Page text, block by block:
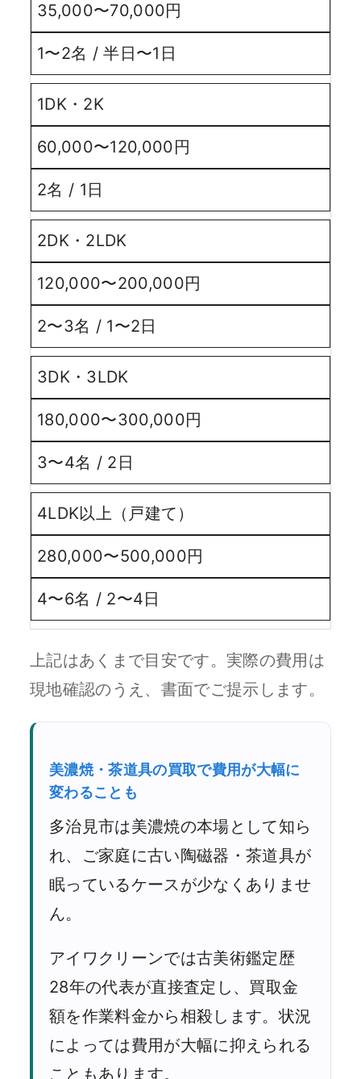
35,000〜70,000円
1〜2名 / 半日〜1日
1DK・2K
60,000〜120,000円
2名 / 1日
2DK・2LDK
120,000〜200,000円
2〜3名 / 1〜2日
3DK・3LDK
180,000〜300,000円
3〜4名 / 2日
4LDK以上（戸建て）
280,000〜500,000円
4〜6名 / 2〜4日
上記はあくまで目安です。実際の費用は
現地確認のうえ、書面でご提示します。
美濃焼・茶道具の買取で費用が大幅に
変わることも
多治見市は美濃焼の本場として知ら
れ、ご家庭に古い陶磁器・茶道具が
眠っているケースが少なくありませ
ん。
アイワクリーンでは古美術鑑定歴
28年の代表が直接査定し、買取金
額を作業料金から相殺します。状況
によっては費用が大幅に抑えられる
こともあります。